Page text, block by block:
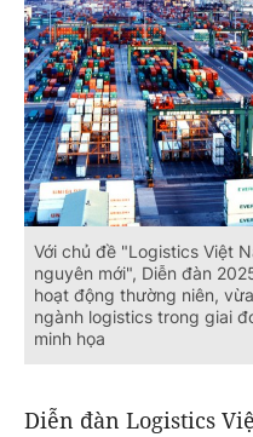
Với chủ đề "Logistics Việt
nguyên mới", Diễn đàn
hoạt động thường niên,
ngành logistics trong giai
minh họa
Diễn đàn Logistics